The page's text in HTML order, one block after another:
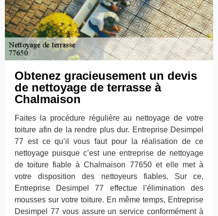
Obtenez gracieusement un devis
de nettoyage de terrasse à
Chalmaison
Faites la procédure régulière au nettoyage de votre
toiture afin de la rendre plus dur. Entreprise Desimpel
77 est ce qu’il vous faut pour la réalisation de ce
nettoyage puisque c’est une entreprise de nettoyage
de toiture fiable à Chalmaison 77650 et elle met à
votre disposition des nettoyeurs fiables. Sur ce,
Entreprise Desimpel 77 effectue l’élimination des
mousses sur votre toiture. En même temps, Entreprise
Desimpel 77 vous assure un service conformément à